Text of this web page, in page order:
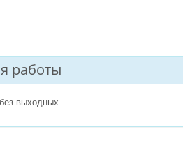
работы
выходных